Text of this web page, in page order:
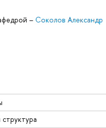
– Соколов Александр